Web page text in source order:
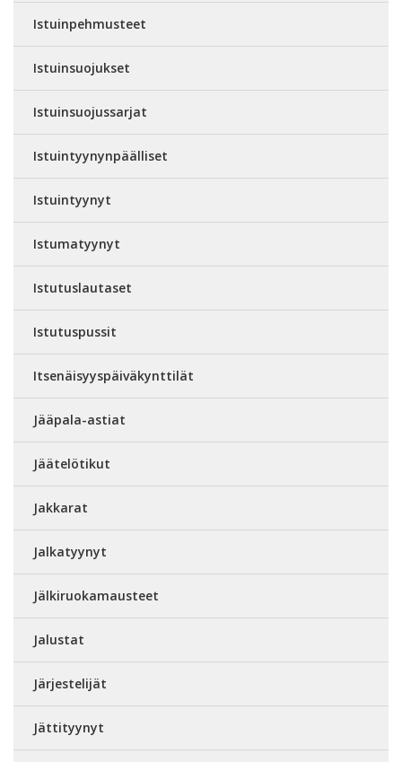
Istuinpehmusteet
Istuinsuojukset
Istuinsuojussarjat
Istuintyynynpäälliset
Istuintyynyt
Istumatyynyt
Istutuslautaset
Istutuspussit
Itsenäisyyspäiväkynttilät
Jääpala-astiat
Jäätelötikut
Jakkarat
Jalkatyynyt
Jälkiruokamausteet
Jalustat
Järjestelijät
Jättityynyt